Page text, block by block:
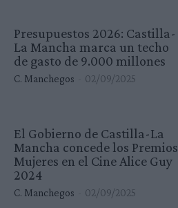
Presupuestos 2026: Castilla-
La Mancha marca un techo
de gasto de 9.000 millones
C. Manchegos 02/09/2025
El Gobierno de Castilla-La
Mancha concede los Premios
Mujeres en el Cine Alice Guy
2024
C. Manchegos 02/09/2025